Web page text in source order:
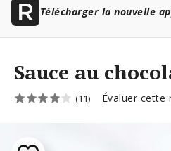
Télécharger la nouvelle
Sauce au
(11) Évaluer cette